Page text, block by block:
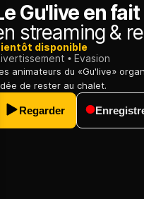
Gu'live en
streaming &
disponible
Evasion
animateurs du «Gu'live»
de rester au chalet.
Regarder